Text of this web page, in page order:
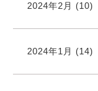
2024年2月 (10)
2024年1月 (14)